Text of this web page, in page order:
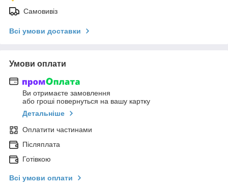
Самовивіз
Всі умови доставки
Умови оплати
Ви отримаєте замовлення
або гроші повернуться на вашу картку
Детальніше
Оплатити частинами
Післяплата
Готівкою
Всі умови оплати